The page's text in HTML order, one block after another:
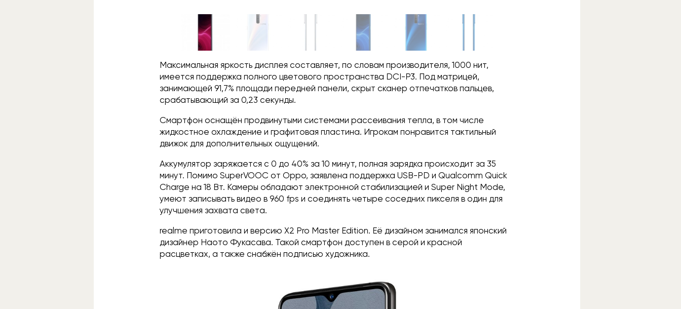
Максимальная яркость дисплея составляет, по словам производителя, 1000 нит,
имеется поддержка полного цветового пространства DCI-P3. Под матрицей,
занимающей 91,7% площади передней панели, скрыт сканер отпечатков пальцев,
срабатывающий за 0,23 секунды.
Смартфон оснащён продвинутыми системами рассеивания тепла, в том числе
жидкостное охлаждение и графитовая пластина. Игрокам понравится тактильный
движок для дополнительных ощущений.
Аккумулятор заряжается с 0 до 40% за 10 минут, полная зарядка происходит за 35
минут. Помимо SuperVOOC от Oppo, заявлена поддержка USB-PD и Qualcomm Quick
Charge на 18 Вт. Камеры обладают электронной стабилизацией и Super Night Mode,
умеют записывать видео в 960 fps и соединять четыре соседних пикселя в один для
улучшения захвата света.
realme приготовила и версию X2 Pro Master Edition. Её дизайном занимался японский
дизайнер Наото Фукасава. Такой смартфон доступен в серой и красной
расцветках, а также снабжён подписью художника.